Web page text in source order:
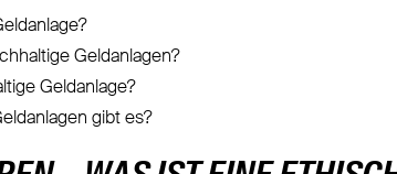
Geldanlagen?
Geldanlage?
gibt es?